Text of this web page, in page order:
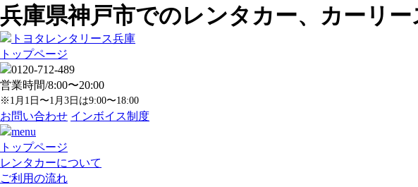
兵庫県神戸市でのレンタカー、カーリ
トップページ
営業時間/8:00〜20:00
※1月1日〜1月3日は9:00〜18:00
お問い合わせ インボイス制度
トップページ
レンタカーについて
ご利用の流れ